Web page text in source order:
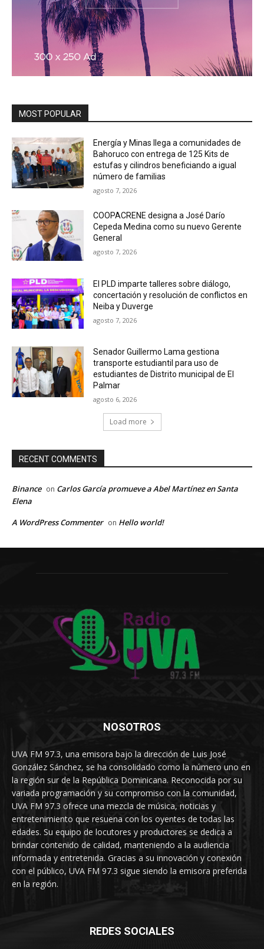
MOST POPULAR
Energía y Minas llega a comunidades de
Bahoruco con entrega de 125 Kits de
estufas y cilindros beneficiando a igual
número de familias
agosto 7, 2026
COOPACRENE designa a José Darío
Cepeda Medina como su nuevo Gerente
General
agosto 7, 2026
El PLD imparte talleres sobre diálogo,
concertación y resolución de conflictos en
Neiba y Duverge
agosto 7, 2026
Senador Guillermo Lama gestiona
transporte estudiantil para uso de
estudiantes de Distrito municipal de El
Palmar
agosto 6, 2026
Load more
RECENT COMMENTS
Binance on Carlos García promueve a Abel Martínez en Santa
Elena
A WordPress Commenter on Hello world!
NOSOTROS
UVA FM 97.3, una emisora bajo la dirección de Luis José
González Sánchez, se ha consolidado como la número uno en
la región sur de la República Dominicana. Reconocida por su
variada programación y su compromiso con la comunidad,
UVA FM 97.3 ofrece una mezcla de música, noticias y
entretenimiento que resuena con los oyentes de todas las
edades. Su equipo de locutores y productores se dedica a
brindar contenido de calidad, manteniendo a la audiencia
informada y entretenida. Gracias a su innovación y conexión
con el público, UVA FM 97.3 sigue siendo la emisora preferida
en la región.
REDES SOCIALES